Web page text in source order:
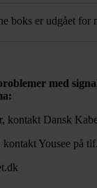
boks er udgået for
med
kontakt Dansk
Yousee på tlf.